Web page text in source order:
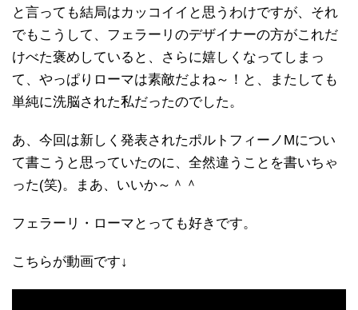
と言っても結局はカッコイイと思うわけですが、それ
でもこうして、フェラーリのデザイナーの方がこれだ
けべた褒めしていると、さらに嬉しくなってしまっ
て、やっぱりローマは素敵だよね～！と、またしても
単純に洗脳された私だったのでした。
あ、今回は新しく発表されたポルトフィーノMについ
て書こうと思っていたのに、全然違うことを書いちゃ
った(笑)。まあ、いいか～＾＾
フェラーリ・ローマとっても好きです。
こちらが動画です↓